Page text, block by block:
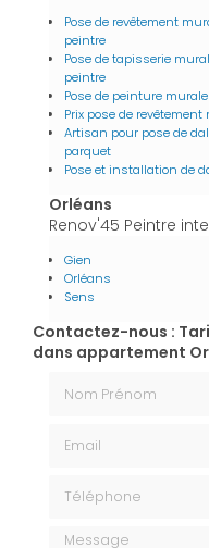
Pose de revêtement
peintre
Pose de tapisserie
peintre
Pose de peinture
Prix pose de
Artisan pour pose de
parquet
Pose et installation de
Orléans
Renov'45 Peintre
Gien
Orléans
Sens
Contactez-nous :
dans appartement
Message